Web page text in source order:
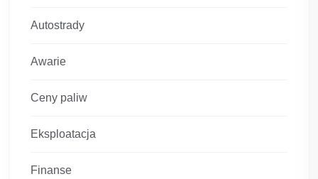
Autostrady
Awarie
Ceny paliw
Eksploatacja
Finanse